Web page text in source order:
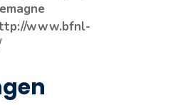
www.bfnl-